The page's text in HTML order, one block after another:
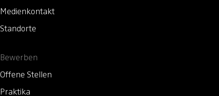
Medienkontakt
Standorte
Bewerben
Offene Stellen
Praktika